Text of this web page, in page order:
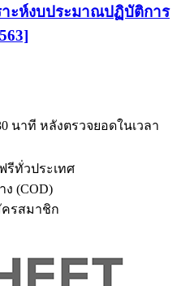
ะห์งบประมาณปฏิบัติการ
นาที หลังตรวจยอดในเวลา
รีทั่วประเทศ
ง (COD)
ครสมาชิก